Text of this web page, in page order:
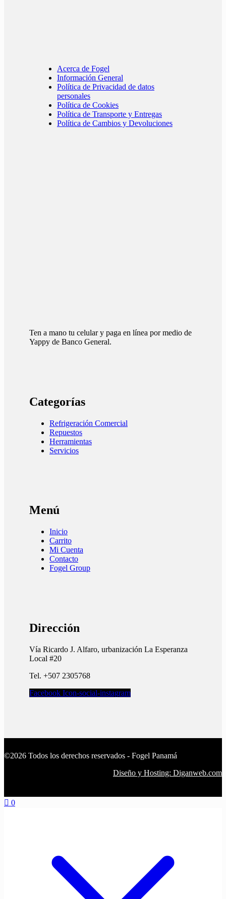
Acerca de Fogel
Información General
Política de Privacidad de datos
personales
Política de Cookies
Política de Transporte y Entregas
Política de Cambios y Devoluciones
Ten a mano tu celular y paga en línea por medio de
Yappy de Banco General.
Categorías
Refrigeración Comercial
Repuestos
Herramientas
Servicios
Menú
Inicio
Carrito
Mi Cuenta
Contacto
Fogel Group
Dirección
Vía Ricardo J. Alfaro, urbanización La Esperanza
Local #20
Tel. +507 2305768
Facebook Icon-social-instagram
©2026 Todos los derechos reservados - Fogel Panamá
Diseño y Hosting: Diganweb.com
0